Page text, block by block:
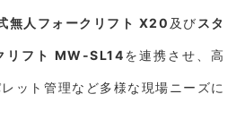
無人フォークリフト X20 及び スタ
リフト MW-SL14を連携させ、高
ット管理など多様な現場ニーズに